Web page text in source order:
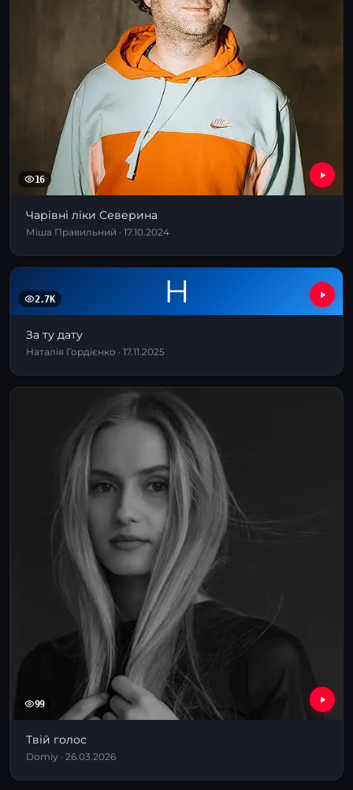
16
Чарівні ліки Северина
Міша Правильний · 17.10.2024
Н
2.7K
За ту дату
Наталія Гордієнко · 17.11.2025
99
Твій голос
Domiy · 26.03.2026